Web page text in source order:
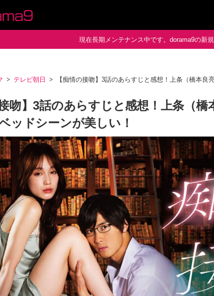
現在長期メンテナンス中です。dorama9の新
テレビ朝日 【痴情の接吻】3話のあらすじと感想！上条（橋本良
接吻】3話のあらすじと感想！上条（
ッドシーンが美しい！